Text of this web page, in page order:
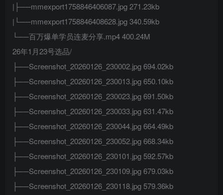
|├──mmexport1758846406087.jpg 271.23kb
|└──mmexport1758846408628.jpg 340.59kb
└──百万爆单学员连麦分享.mp4 400.24M
26年1月23号选品/
├──Screenshot_20260126_230002.jpg 694.02kb
├──Screenshot_20260126_230013.jpg 650.10kb
├──Screenshot_20260126_230023.jpg 691.50kb
├──Screenshot_20260126_230033.jpg 631.47kb
├──Screenshot_20260126_230044.jpg 664.49kb
├──Screenshot_20260126_230052.jpg 668.34kb
├──Screenshot_20260126_230101.jpg 592.57kb
├──Screenshot_20260126_230109.jpg 679.03kb
├──Screenshot_20260126_230118.jpg 579.36kb